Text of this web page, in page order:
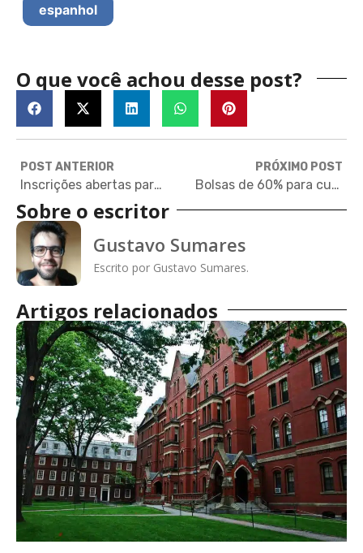
espanhol
O que você achou desse post?
POST ANTERIOR
Inscrições abertas para programa de liderança ambiental na University of California, Berkeley
PRÓXIMO POST
Bolsas de 60% para cursos de curta duração na University of La Verne, na Califórnia
Sobre o escritor
Gustavo Sumares
Escrito por Gustavo Sumares.
Artigos relacionados